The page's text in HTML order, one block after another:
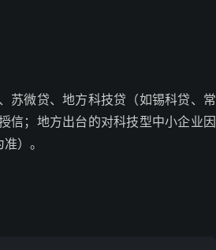
苏微贷、地方科技贷（如锡科贷、常
信；地方出台的对科技型中小企业因
）。